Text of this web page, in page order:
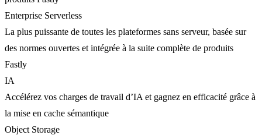
Enterprise Serverless
La plus puissante de toutes les plateformes sans serveur, basée sur
des normes ouvertes et intégrée à la suite complète de produits
Fastly
IA
Accélérez vos charges de travail d’IA et gagnez en efficacité grâce à
la mise en cache sémantique
Object Storage